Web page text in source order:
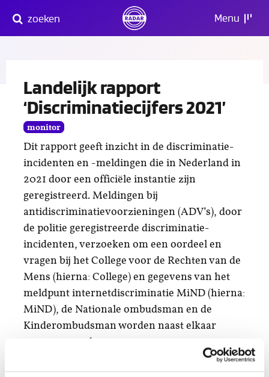
naar
content
zoeken Menu
Landelijk rapport
‘Discriminatiecijfers 2021’
monitor
Dit rapport geeft inzicht in de discriminatie-
incidenten en -meldingen die in Nederland in
2021 door een officiële instantie zijn
geregistreerd. Meldingen bij
antidiscriminatievoorzieningen (ADV’s), door
de politie geregistreerde discriminatie-
incidenten, verzoeken om een oordeel en
vragen bij het College voor de Rechten van de
Mens (hierna: College) en gegevens van het
meldpunt internetdiscriminatie MiND (hierna:
MiND), de Nationale ombudsman en de
Kinderombudsman worden naast elkaar
gepresenteerd.
Voor het derde jaar op rij stijgt het aantal